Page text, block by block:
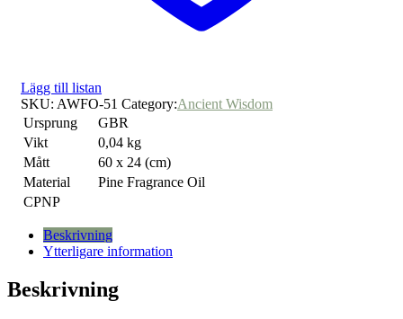
Lägg till listan
SKU: AWFO-51 Category:Ancient Wisdom
Ursprung
GBR
Vikt
0,04 kg
Mått
60 x 24 (cm)
Material
Pine Fragrance Oil
CPNP
Beskrivning
Ytterligare information
Beskrivning